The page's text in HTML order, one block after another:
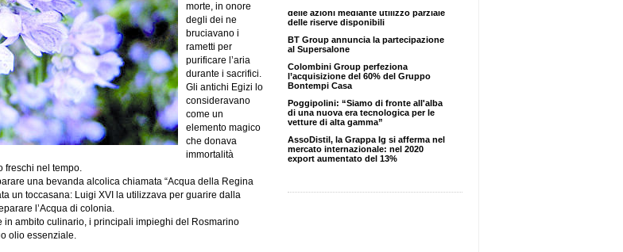
morte, in onore
degli dei ne
bruciavano i
rametti per
purificare l’aria
durante i sacrifici.
Gli antichi Egizi lo
consideravano
come un
elemento magico
che donava
immortalità
freschi nel tempo.
una bevanda alcolica chiamata “Acqua della Regina
un toccasana: Luigi XVI la utilizzava per guarire dalla
l’Acqua di colonia.
ambito culinario, i principali impieghi del Rosmarino
olio essenziale.
delle riserve disponibili
BT Group annuncia la partecipazione
al Supersalone
Colombini Group perfeziona
l’acquisizione del 60% del Gruppo
Bontempi Casa
Poggipolini: “Siamo di fronte all'alba
di una nuova era tecnologica per le
vetture di alta gamma”
AssoDistil, la Grappa Ig si afferma nel
mercato internazionale: nel 2020
export aumentato del 13%